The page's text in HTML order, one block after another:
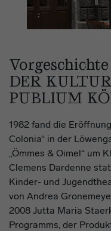
DER
PUBLIUM
1982 fand die
Colonia“ in der
„Ömmes & Oimel“ um
Clemens Dardenne
Kinder- und
von Andrea
2008 Jutta Maria
Programms, der